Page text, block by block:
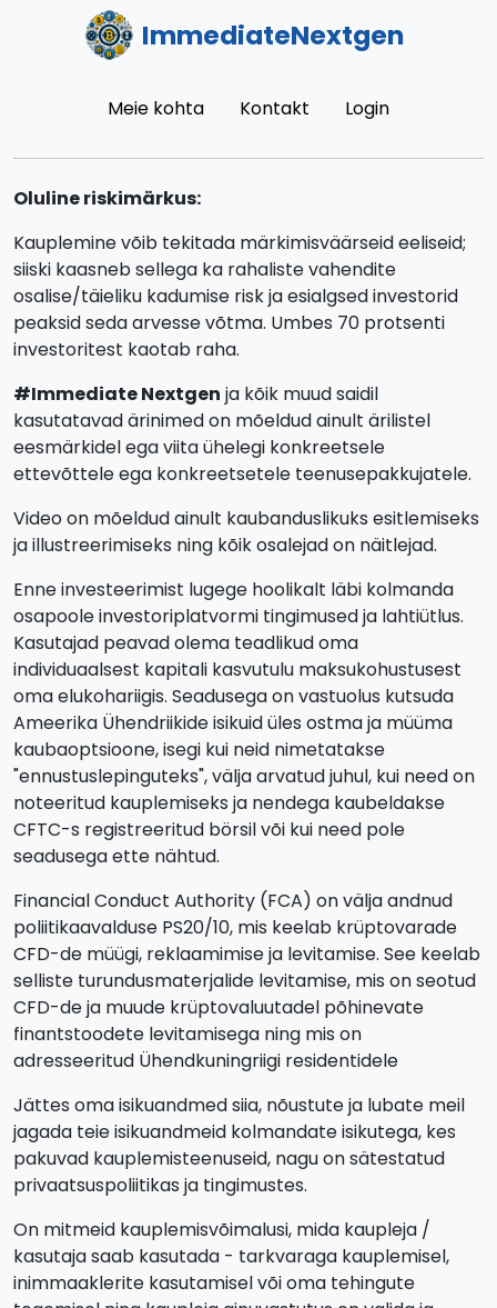
ImmediateNextgen
Meie kohta Kontakt Login
Oluline riskimärkus:
Kauplemine võib tekitada märkimisväärseid eeliseid;
siiski kaasneb sellega ka rahaliste vahendite
osalise/täieliku kadumise risk ja esialgsed investorid
peaksid seda arvesse võtma. Umbes 70 protsenti
investoritest kaotab raha.
#Immediate Nextgen ja kõik muud saidil
kasutatavad ärinimed on mõeldud ainult ärilistel
eesmärkidel ega viita ühelegi konkreetsele
ettevõttele ega konkreetsetele teenusepakkujatele.
Video on mõeldud ainult kaubanduslikuks esitlemiseks
ja illustreerimiseks ning kõik osalejad on näitlejad.
Enne investeerimist lugege hoolikalt läbi kolmanda
osapoole investoriplatvormi tingimused ja lahtiütlus.
Kasutajad peavad olema teadlikud oma
individuaalsest kapitali kasvutulu maksukohustusest
oma elukohariigis. Seadusega on vastuolus kutsuda
Ameerika Ühendriikide isikuid üles ostma ja müüma
kaubaoptsioone, isegi kui neid nimetatakse
"ennustuslepinguteks", välja arvatud juhul, kui need on
noteeritud kauplemiseks ja nendega kaubeldakse
CFTC-s registreeritud börsil või kui need pole
seadusega ette nähtud.
Financial Conduct Authority (FCA) on välja andnud
poliitikaavalduse PS20/10, mis keelab krüptovarade
CFD-de müügi, reklaamimise ja levitamise. See keelab
selliste turundusmaterjalide levitamise, mis on seotud
CFD-de ja muude krüptovaluutadel põhinevate
finantstoodete levitamisega ning mis on
adresseeritud Ühendkuningriigi residentidele
Jättes oma isikuandmed siia, nõustute ja lubate meil
jagada teie isikuandmeid kolmandate isikutega, kes
pakuvad kauplemisteenuseid, nagu on sätestatud
privaatsuspoliitikas ja tingimustes.
On mitmeid kauplemisvõimalusi, mida kaupleja /
kasutaja saab kasutada - tarkvaraga kauplemisel,
inimmaaklerite kasutamisel või oma tehingute